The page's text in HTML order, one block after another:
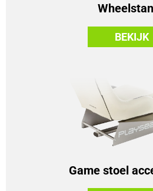
BEKIJK
Game stoel